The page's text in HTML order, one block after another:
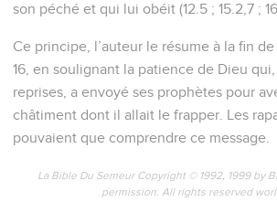
son péché et qui lui obéit (12.5 ; 15.2,7 ;
Ce principe, l’auteur le résume à la fin
16, en soulignant la patience de Dieu
reprises, a envoyé ses prophètes pour
châtiment dont il allait le frapper. Les
pouvaient que comprendre ce message.
La Bible Du Semeur Copyright © 1992, 1999 by
permission. All rights reserved